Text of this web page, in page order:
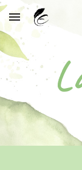
Skip to main